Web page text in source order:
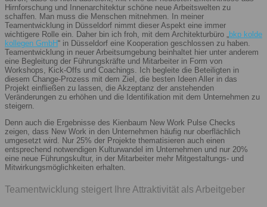
Hirnforschung und Innenarchitektur schöne neue Arbeitswelten zu
schaffen. Man muss die Menschen mitnehmen. In meiner
Teamentwicklung in Düsseldorf nimmt dieser Aspekt eine immer
wichtigere Rolle ein. Daher bin ich froh, mit dem Architekturbüro „bkp kolde
kollegen GmbH“ in Düsseldorf eine Kooperation geschlossen zu haben.
Teamentwicklung in neuer Arbeitsumgebung beinhaltet hier unter anderem
eine Begleitung der Führungskräfte und Mitarbeiter in Form von
Workshops, Kick-Offs und Coachings. Ich begleite die Beteiligten in
diesem Change-Prozess mit dem Ziel, die besten Ideen Aller in das
Projekt einfließen zu lassen, die Akzeptanz der anstehenden
Veränderungen zu erhöhen und die Identifikation mit dem Unternehmen zu
steigern.
Denn auch die Ergebnisse des Kienbaum New Work Pulse Checks
zeigen, dass New Work in den Unternehmen häufig nur oberflächlich
umgesetzt wird. Nur 25% der Projekte thematisieren auch einen
entsprechend notwendigen Kulturwandel im Unternehmen und nur 20%
eine neue Führungskultur, in der Mitarbeiter mehr Mitgestaltungs- und
Mitwirkungsmöglichkeiten erhalten.
Teamentwicklung steigert Ihre Attraktivität als Arbeitgeber